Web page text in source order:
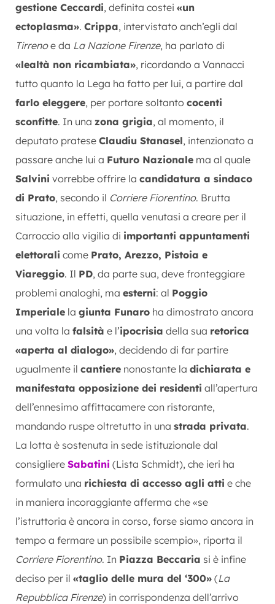
gestione Ceccardi, definita costei «un
ectoplasma». Crippa, intervistato anch’egli dal
Tirrenoe da La Nazione Firenze, ha parlato di
«lealtà non ricambiata», ricordando a Vannacci
tutto quanto la Lega ha fatto per lui, a partire dal
farlo eleggere, per portare soltanto cocenti
sconfitte. In una zona grigia, al momento, il
deputato pratese Claudiu Stanasel, intenzionato a
passare anche lui a Futuro Nazionale ma al quale
Salvini vorrebbe offrire la candidatura a sindaco
di Prato, secondo il Corriere Fiorentino. Brutta
situazione, in effetti, quella venutasi a creare per il
Carroccio alla vigilia di importanti appuntamenti
elettorali come Prato, Arezzo, Pistoia e
Viareggio. Il PD, da parte sua, deve fronteggiare
problemi analoghi, ma esterni: al Poggio
Imperiale la giunta Funaro ha dimostrato ancora
una volta la falsità e l’ipocrisia della sua retorica
«aperta al dialogo», decidendo di far partire
ugualmente il cantiere nonostante la dichiarata e
manifestata opposizione dei residenti all’apertura
dell’ennesimo affittacamere con ristorante,
mandando ruspe oltretutto in una strada privata.
La lotta è sostenuta in sede istituzionale dal
consigliere Sabatini (Lista Schmidt), che ieri ha
formulato una richiesta di accesso agli atti e che
in maniera incoraggiante afferma che «se
l’istruttoria è ancora in corso, forse siamo ancora in
tempo a fermare un possibile scempio», riporta il
Corriere Fiorentino. In Piazza Beccaria si è infine
deciso per il «taglio delle mura del ‘300» (La
Repubblica Firenze) in corrispondenza dell’arrivo